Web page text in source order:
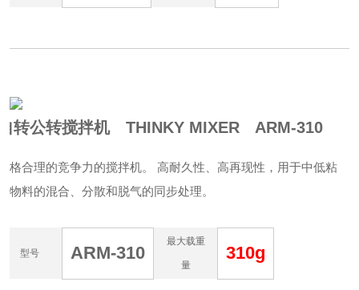
转公转搅拌机 THINKY MIXER ARM-310
格合理的竞争力的搅拌机。 高耐久性、高再现性，用于中低粘
物料的混合、分散和脱气的同步处理。
型号 ARM-310
最大载重
量
310g